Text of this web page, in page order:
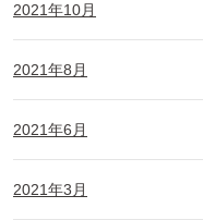
2021年10月
2021年8月
2021年6月
2021年3月